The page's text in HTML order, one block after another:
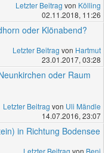
Letzter Beitrag von Kölling
02.11.2018, 11:26
oder Klönabend?
Letzter Beitrag von Hartmut
23.01.2017, 03:28
oder Raum
Letzter Beitrag von Uli Mändle
14.07.2016, 23:07
in Richtung Bodensee
Letzter Beitrag von Beni